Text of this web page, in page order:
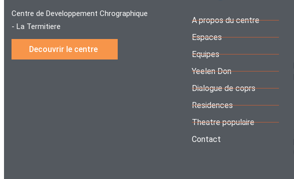
Centre de Developpement Chrographique
- La Termitiere
Decouvrir le centre
A propos du centre
Espaces
Equipes
Yeelen Don
Dialogue de coprs
Residences
Theatre populaire
Contact